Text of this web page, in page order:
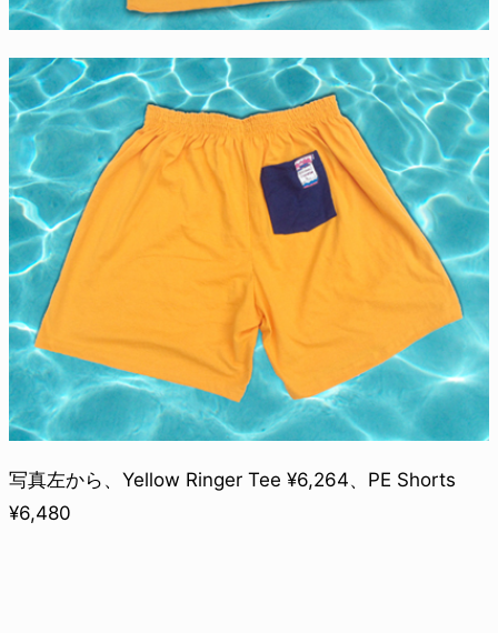
写真左から、Yellow Ringer Tee ¥6,264、PE Shorts
¥6,480